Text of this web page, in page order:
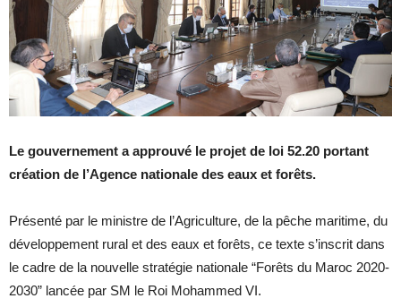
Le gouvernement a approuvé le projet de loi 52.20 portant
création de l’Agence nationale des eaux et forêts.
Présenté par le ministre de l’Agriculture, de la pêche maritime, du
développement rural et des eaux et forêts, ce texte s’inscrit dans
le cadre de la nouvelle stratégie nationale “Forêts du Maroc 2020-
2030” lancée par SM le Roi Mohammed VI.